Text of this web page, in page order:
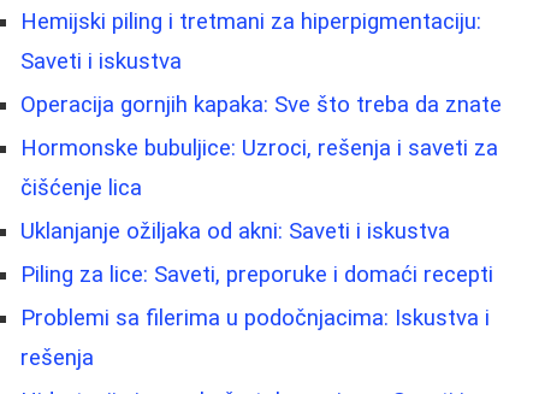
Hemijski piling i tretmani za hiperpigmentaciju:
Saveti i iskustva
Operacija gornjih kapaka: Sve što treba da znate
Hormonske bubuljice: Uzroci, rešenja i saveti za
čišćenje lica
Uklanjanje ožiljaka od akni: Saveti i iskustva
Piling za lice: Saveti, preporuke i domaći recepti
Problemi sa filerima u podočnjacima: Iskustva i
rešenja